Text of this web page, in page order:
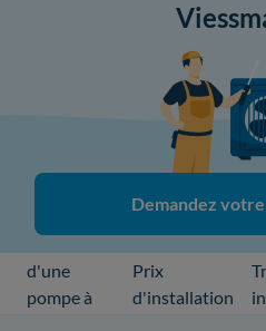
Demandez
d'une
pompe à
Prix
d'installation